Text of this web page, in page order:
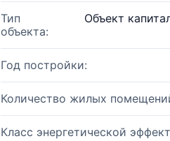
Тип
объекта:
Объект
Год постройки:
Количество жилых
Класс энергетической